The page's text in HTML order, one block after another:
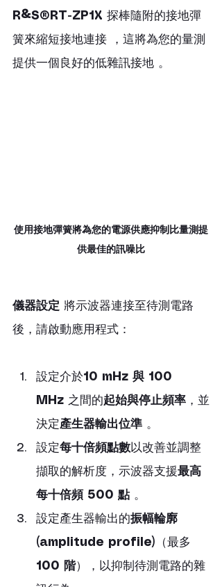
R&S®RT-ZP1X 探棒隨附的接地彈
簧來縮短接地連接 ，這將為您的量測
提供一個良好的低雜訊接地 。
使用接地彈簧將為您的電源供應抑制比量測提
供最佳的訊噪比
儀器設定 將示波器連接至待測電路
後，請啟動應用程式：
設定介於10 mHz 與 100
MHz 之間的起始與停止頻率 ，並
決定產生器輸出位準 。
設定每十倍頻點數以改善並調整
擷取的解析度，示波器支援最高
每十倍頻 500 點 。
設定產生器輸出的振幅輪廓
(amplitude profile) （最多
100 階），以抑制待測電路的雜